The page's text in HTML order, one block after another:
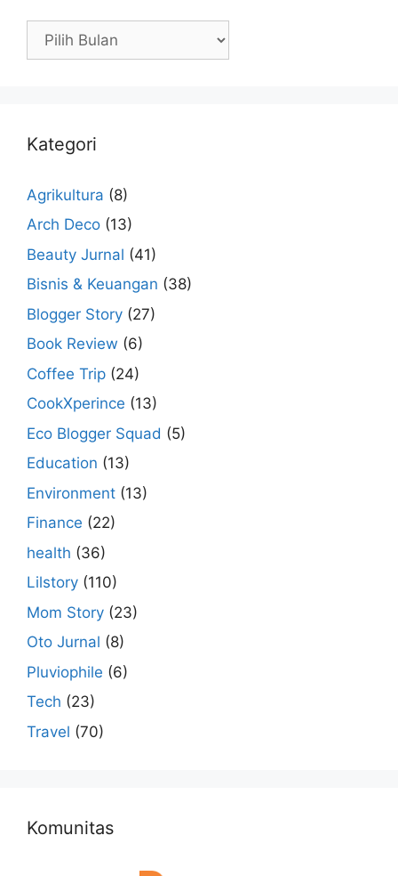
Arsip
Kategori
Agrikultura (8)
Arch Deco (13)
Beauty Jurnal (41)
Bisnis & Keuangan (38)
Blogger Story (27)
Book Review (6)
Coffee Trip (24)
CookXperince (13)
Eco Blogger Squad (5)
Education (13)
Environment (13)
Finance (22)
health (36)
Lilstory (110)
Mom Story (23)
Oto Jurnal (8)
Pluviophile (6)
Tech (23)
Travel (70)
Komunitas